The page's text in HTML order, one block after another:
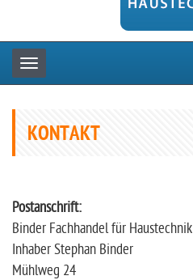
Toggle navigation
KONTAKT
Postanschrift:
Binder Fachhandel für Haustechnik
Inhaber Stephan Binder
Mühlweg 24